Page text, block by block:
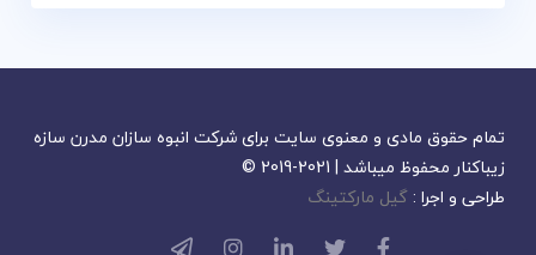
تمام حقوق مادی و معنوی سایت برای شرکت انبوه سازان مدرن سازه
زیباکنار محفوظ میباشد | 2021-2019 ©
طراحی و اجرا : گیل مارکتینگ